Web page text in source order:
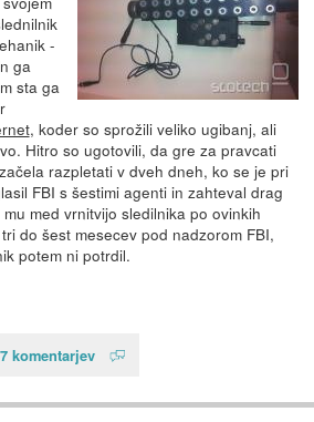
-
ga
sta ga
, koder so sprožili veliko ugibanj, ali
Hitro so ugotovili, da gre za pravcati
razpletati v dveh dneh, ko se je pri
FBI s šestimi agenti in zahteval drag
med vrnitvijo sledilnika po ovinkih
do šest mesecev pod nadzorom FBI,
potem ni potrdil.
komentarjev